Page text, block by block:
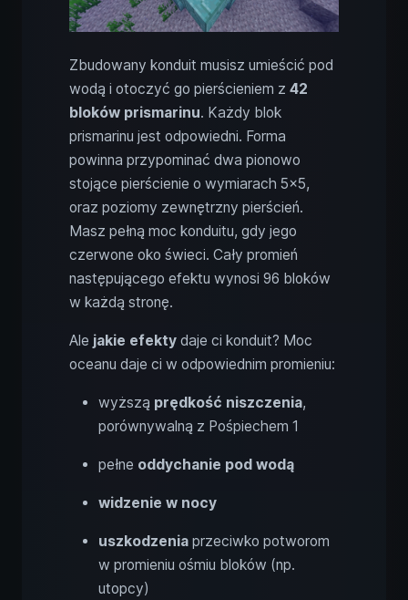
Zbudowany konduit musisz umieścić pod
wodą i otoczyć go pierścieniem z 42
bloków prismarinu. Każdy blok
prismarinu jest odpowiedni. Forma
powinna przypominać dwa pionowo
stojące pierścienie o wymiarach 5x5,
oraz poziomy zewnętrzny pierścień.
Masz pełną moc konduitu, gdy jego
czerwone oko świeci. Cały promień
następującego efektu wynosi 96 bloków
w każdą stronę.
Ale jakie efekty daje ci konduit? Moc
oceanu daje ci w odpowiednim promieniu:
wyższą prędkość niszczenia,
porównywalną z Pośpiechem 1
pełne oddychanie pod wodą
widzenie w nocy
uszkodzenia przeciwko potworom
w promieniu ośmiu bloków (np.
utopcy)